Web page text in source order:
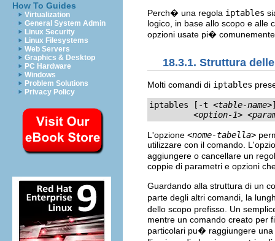
How To Guides
Virtualization
General System Admin
Linux Security
Linux Filesystems
Web Servers
Graphics & Desktop
PC Hardware
Windows
Problem Solutions
Privacy Policy
Perch� una regola iptables
logico, in base allo scopo e alle
opzioni usate pi�
18.3.1. Struttura
Molti comandi di iptables
iptables [-t <table-name>
<option-1>
L'opzione <nome-tabella>
utilizzare con il comando.
aggiungere o cancellare un
coppie di parametri e opzioni
Guardando alla struttura di un
parte degli altri comandi, la
dello scopo prefisso. Un
mentre un comando creato per
particolari pu� raggiungere